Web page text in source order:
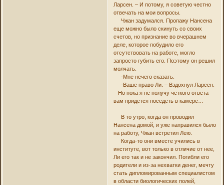
Ларсен. – И потому, я советую честно
отвечать на мои вопросы.
Чжан задумался. Пропажу Нансена
еще можно было скинуть со своих
счетов, но признание во вчерашнем
деле, которое побудило его
отсутствовать на работе, могло
запросто губить его. Поэтому он решил
молчать.
-Мне нечего сказать.
-Ваше право Ли. – Вздохнул Ларсен.
– Но пока я не получу четкого ответа
вам придется поседеть в камере…
В то утро, когда он проводил
Нансена домой, и уже направился было
на работу, Чжан встретил Лею.
Когда-то они вместе учились в
институте, вот только в отличие от нее,
Ли его так и не закончил. Погибли его
родители и из-за нехватки денег, мечту
стать дипломированным специалистом
в области биологических полей,